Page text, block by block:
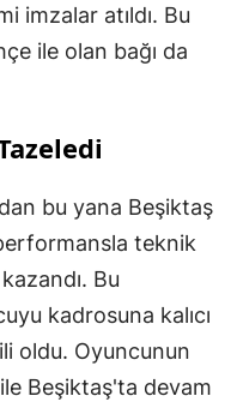
imzalar atıldı. Bu
ile olan bağı da
bu yana Beşiktaş
teknik
Bu
kadrosuna kalıcı
oldu. Oyuncunun
Beşiktaş'ta devam